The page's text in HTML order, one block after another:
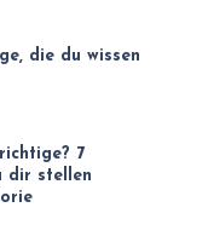
die du wissen
7
dir stellen